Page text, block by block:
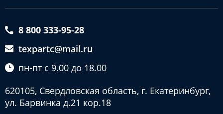
8 800 333-95-28
texpartc@mail.ru
пн-пт с 9.00 до 18.00
620105, Свердловская область, г. Екатеринбург,
ул. Барвинка д.21 кор.18